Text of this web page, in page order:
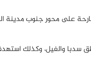
على محور جنوب مدينة
سدبا والغيل، وكذلك